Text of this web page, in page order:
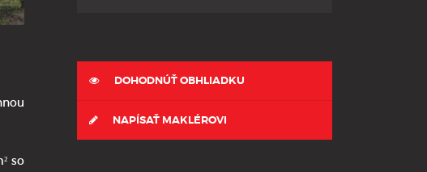
so
DOHODNÚŤ OBHLIADKU
NAPÍSAŤ MAKLÉROVI